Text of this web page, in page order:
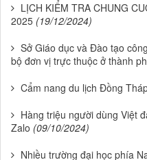
LỊCH KIỂM TRA CHUNG
2025 (19/12/2024)
Sở Giáo dục và Đào tạo
bộ đơn vị trực thuộc ở thành
Cẩm nang du lịch Đồng
Hàng triệu người dùng Việt
Zalo (09/10/2024)
Nhiều trường đại học phía